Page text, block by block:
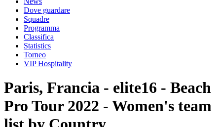
Dove guardare
Squadre
Programma
Classifica
Statistics
Torneo
VIP Hospitality
Paris, Francia - elite16 - Beach
Pro Tour 2022 - Women's team